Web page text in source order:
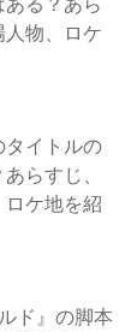
物、ロケ
タイトルの
らすじ、
ロケ地を紹
ド』の脚本